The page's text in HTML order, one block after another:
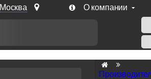
Москва О компании
цен на сайте 7% при заказе от 50